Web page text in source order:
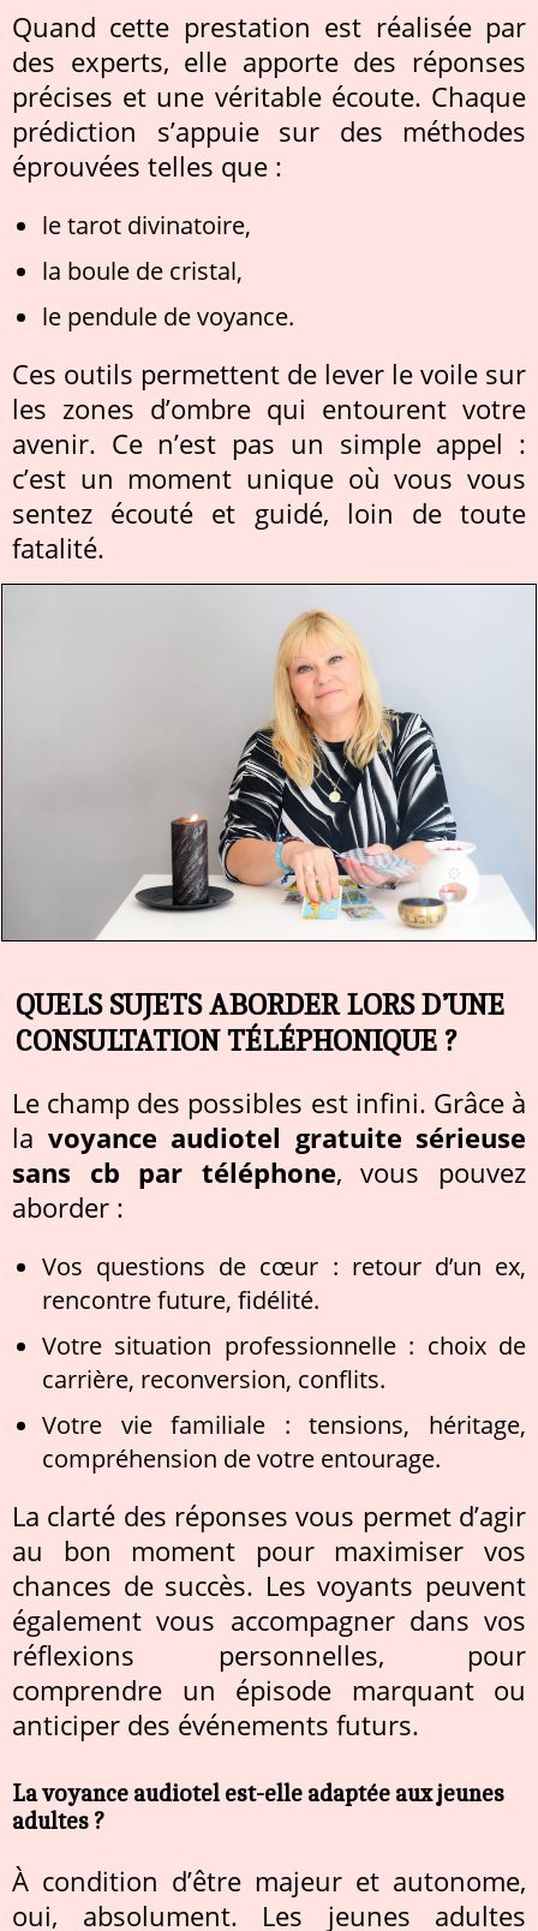
Quand cette prestation est réalisée par
des experts, elle apporte des réponses
précises et une véritable écoute. Chaque
prédiction s’appuie sur des méthodes
éprouvées telles que :
le tarot divinatoire,
la boule de cristal,
le pendule de voyance.
Ces outils permettent de lever le voile sur
les zones d’ombre qui entourent votre
avenir. Ce n’est pas un simple appel :
c’est un moment unique où vous vous
sentez écouté et guidé, loin de toute
fatalité.
QUELS SUJETS ABORDER LORS D’UNE
CONSULTATION TÉLÉPHONIQUE ?
Le champ des possibles est infini. Grâce à
la voyance audiotel gratuite sérieuse
sans cb par téléphone, vous pouvez
aborder :
Vos questions de cœur : retour d’un ex,
rencontre future, fidélité.
Votre situation professionnelle : choix de
carrière, reconversion, conflits.
Votre vie familiale : tensions, héritage,
compréhension de votre entourage.
La clarté des réponses vous permet d’agir
au bon moment pour maximiser vos
chances de succès. Les voyants peuvent
également vous accompagner dans vos
réflexions personnelles, pour
comprendre un épisode marquant ou
anticiper des événements futurs.
La voyance audiotel est-elle adaptée aux jeunes
adultes ?
À condition d’être majeur et autonome,
oui, absolument. Les jeunes adultes